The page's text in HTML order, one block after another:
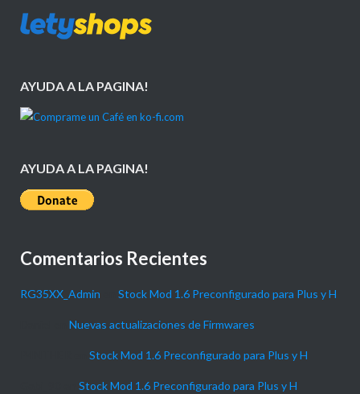
AYUDA A LA PAGINA!
AYUDA A LA PAGINA!
Comentarios Recientes
RG35XX_Admin Stock Mod 1.6 Preconfigurado para Plus y H
Nuevas actualizaciones de Firmwares
Stock Mod 1.6 Preconfigurado para Plus y H
Stock Mod 1.6 Preconfigurado para Plus y H